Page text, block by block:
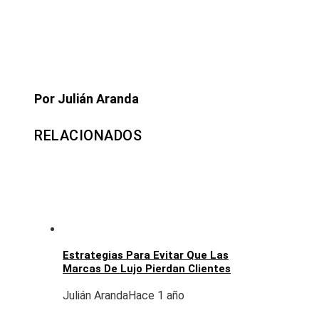
Por Julián Aranda
RELACIONADOS
Estrategias Para Evitar Que Las
Marcas De Lujo Pierdan Clientes
Julián ArandaHace 1 año